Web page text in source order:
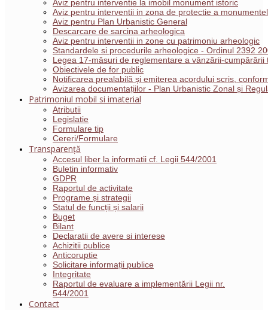
Aviz pentru interventie la imobil monument istoric
Aviz pentru interventii in zona de protectie a
Aviz pentru Plan Urbanistic General
Descarcare de sarcina arheologica
Aviz pentru interventii in zone cu patrimoniu arheologic
Standardele si procedurile arheologice - Ordinul 2392
Legea 17-măsuri de reglementare a vânzării-cumpărării
Obiectivele de for public
Notificarea prealabilă și emiterea acordului scris,
Avizarea documentațiilor - Plan Urbanistic Zonal și
Patrimoniul mobil si imaterial
Atributii
Legislatie
Formulare tip
Cereri/Formulare
Transparență
Accesul liber la informatii cf. Legii 544/2001
Buletin informativ
GDPR
Raportul de activitate
Programe și strategii
Statul de funcții și salarii
Buget
Bilant
Declaratii de avere si interese
Achizitii publice
Anticoruptie
Solicitare informații publice
Integritate
Raportul de evaluare a implementării Legii nr.
544/2001
Contact